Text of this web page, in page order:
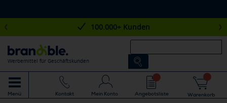
100.000+ Kunden
Werbemittel für Geschäftskunden
Menü Kontakt Mein Konto Angebotsliste Warenkorb